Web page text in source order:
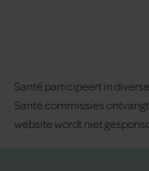
Santé participeert in
Santé commissies
website wordt niet